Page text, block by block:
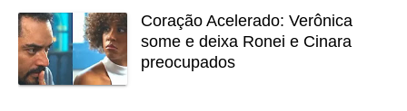
Coração Acelerado: Verônica
some e deixa Ronei e Cinara
preocupados